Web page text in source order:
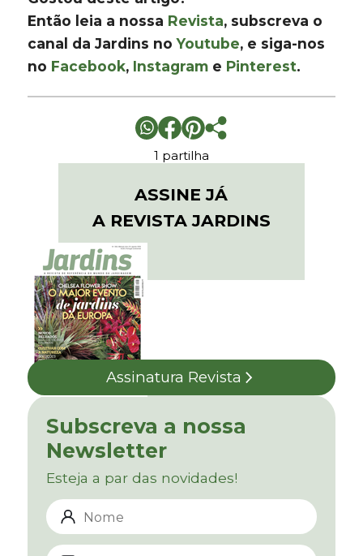
Então leia a nossa Revista, subscreva o
canal da Jardins noYoutube, e siga-nos
no Facebook, Instagram e Pinterest.
1 partilha
ASSINE JÁ
A REVISTA JARDINS
Assinatura Revista
Subscreva a nossa
Newsletter
Esteja a par das novidades!